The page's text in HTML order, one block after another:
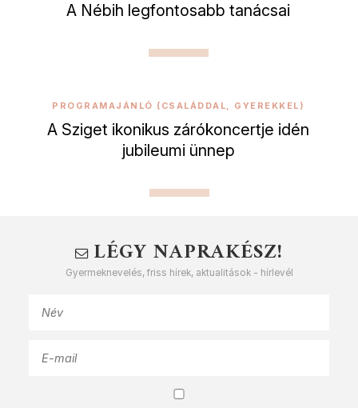
A Nébih legfontosabb tanácsai
PROGRAMAJÁNLÓ (CSALÁDDAL, GYEREKKEL)
A Sziget ikonikus zárókoncertje idén
jubileumi ünnep
LÉGY NAPRAKÉSZ!
Gyermeknevelés, friss hírek, aktualitások - hírlevél